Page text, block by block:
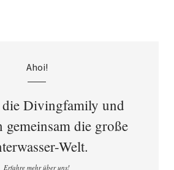
Ahoi!
Divingfamily und
gemeinsam die große
Welt.
Erfahre mehr über uns!